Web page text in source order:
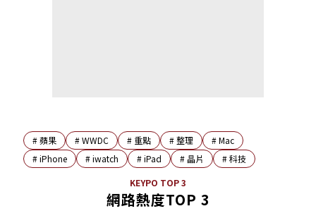
#蘋果 #WWDC # 重點 #整理 #Mac
#iPhone #iwatch #iPad # 晶片 #科技
KEYPO TOP 3
網路熱度TOP 3